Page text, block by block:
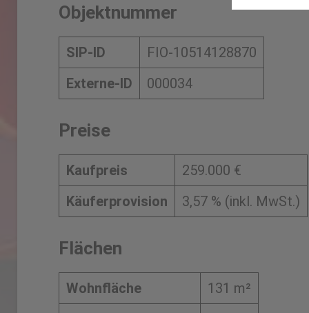
Objektnummer
SIP-ID
FIO-10514128870
Externe-ID
000034
Preise
Kaufpreis
259.000 €
Käuferprovision
3,57 % (inkl. MwSt.)
Flächen
Wohnfläche
131 m²